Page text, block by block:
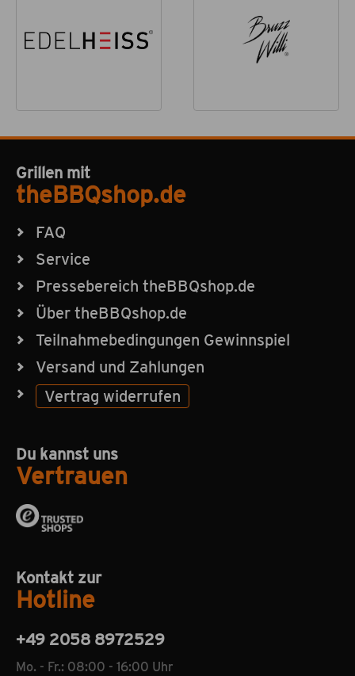
Grillen mit
theBBQshop.de
FAQ
Service
Pressebereich theBBQshop.de
Über theBBQshop.de
Teilnahmebedingungen Gewinnspiel
Versand und Zahlungen
Vertrag widerrufen
Du kannst uns
Vertrauen
Kontakt zur
Hotline
+49 2058 8972529
Mo. - Fr.: 08:00 - 16:00 Uhr